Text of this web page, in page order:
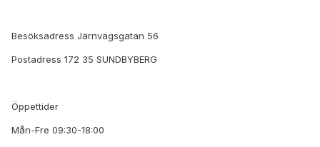
Besöksadress Järnvägsgatan 56
Postadress 172 35 SUNDBYBERG
Öppettider
Mån-Fre 09:30-18:00